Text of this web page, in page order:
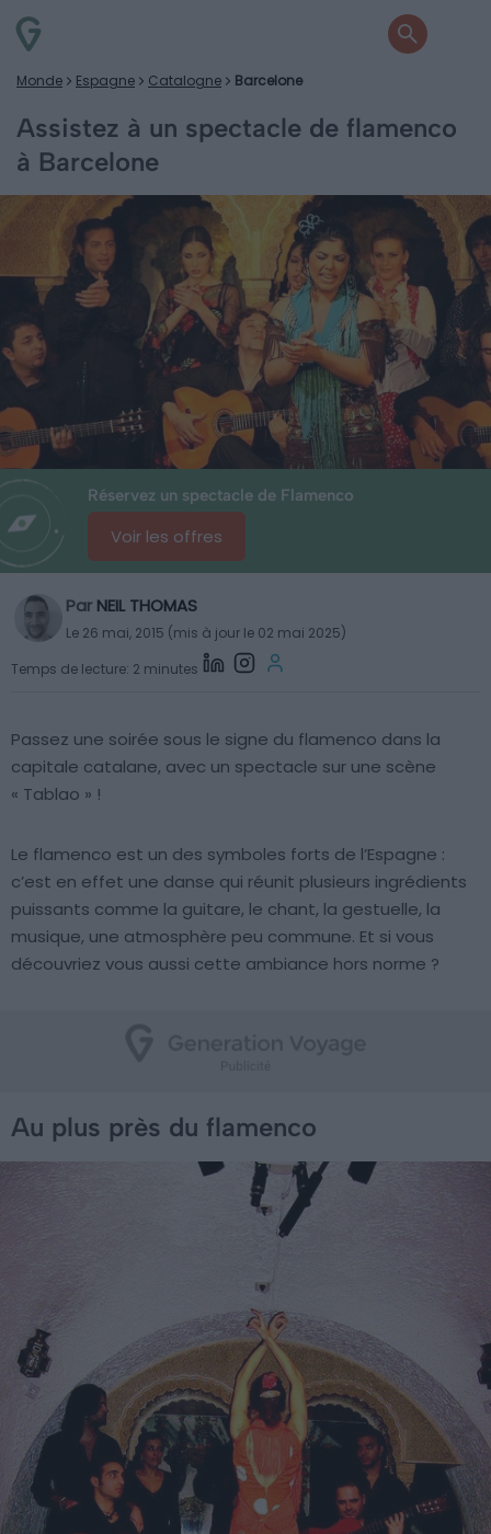
Monde Espagne Catalogne Barcelone
Assistez à un spectacle de flamenco
à Barcelone
Réservez un spectacle de Flamenco
Voir les offres
Par NEIL THOMAS
Le 26 mai, 2015 (mis à jour le 02 mai 2025)
Temps de lecture: 2 minutes
Passez une soirée sous le signe du flamenco dans la
capitale catalane, avec un spectacle sur une scène
« Tablao » !
Le flamenco est un des symboles forts de l’Espagne :
c’est en effet une danse qui réunit plusieurs ingrédients
puissants comme la guitare, le chant, la gestuelle, la
musique, une atmosphère peu commune. Et si vous
découvriez vous aussi cette ambiance hors norme ?
Au plus près du flamenco